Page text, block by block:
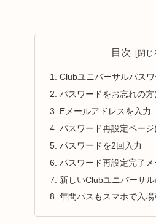
目次
Clubユニバーサルパス
パスワードをお忘れの
Eメールアドレスを入力
パスワード再設定ペー
パスワードを2回入力
パスワード再設定完了メ
新しいClubユニバーサ
年間パスもスマホで入場